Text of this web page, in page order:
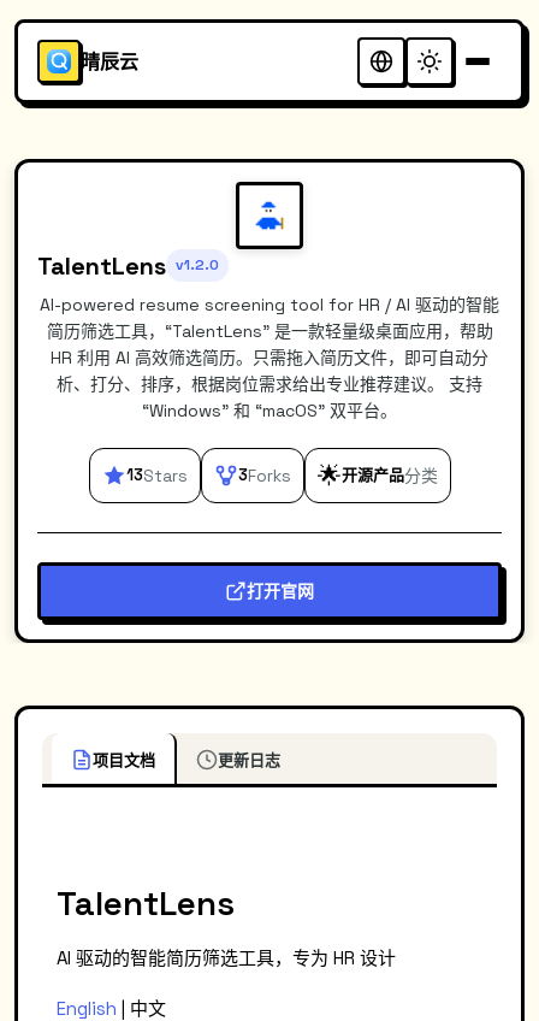
晴辰云
TalentLens v1.2.0
AI-powered resume screening tool for HR / AI 驱动的智能
简历筛选工具，“TalentLens” 是一款轻量级桌面应用，帮助
HR 利用 AI 高效筛选简历。只需拖入简历文件，即可自动分
析、打分、排序，根据岗位需求给出专业推荐建议。 支持
“Windows” 和 “macOS” 双平台。
13Stars 3Forks 🌟开源产品分类
打开官网
项目文档 更新日志
TalentLens
AI 驱动的智能简历筛选工具，专为 HR 设计
English | 中文